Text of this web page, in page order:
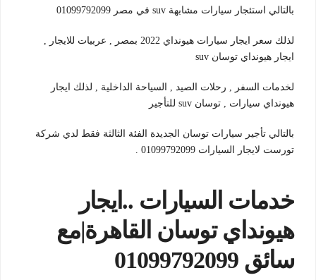
بالتالي استئجار سيارات مشابهة suv في مصر 01099792099
لذلك سعر ايجار سيارات هيونداي 2022 بمصر , عربيات للايجار ,
ايجار هيونداي توسان suv
لخدمات السفر , رحلات الصيد , السياحة الداخلية , لذلك ايجار
هيونداي سيارات , توسان suv للتأجير
بالتالي تأجير سيارات توسان الجديدة الفئة الثالثة فقط لدي شركة
تورست لايجار السيارات 01099792099 .
خدمات السيارات ..ايجار
هيونداي توسان القاهرة|مع
سائق 01099792099